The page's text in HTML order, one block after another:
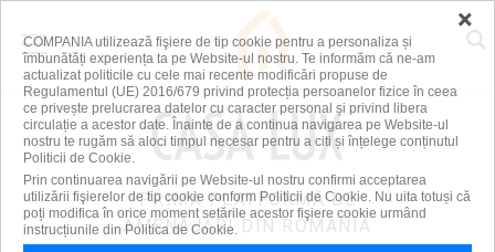
PRIMA PLATFORMĂ DE
AMENAJĂRI DIN ROMÂNIA
×
COMPANIA utilizează fişiere de tip cookie pentru a personaliza și
îmbunătăți experiența ta pe Website-ul nostru. Te informăm că ne-am
actualizat politicile cu cele mai recente modificări propuse de
Regulamentul (UE) 2016/679 privind protecția persoanelor fizice în ceea
ce privește prelucrarea datelor cu caracter personal și privind libera
circulație a acestor date. Înainte de a continua navigarea pe Website-ul
nostru te rugăm să aloci timpul necesar pentru a citi și înțelege conținutul
Politicii de Cookie.
Prin continuarea navigării pe Website-ul nostru confirmi acceptarea
utilizării fişierelor de tip cookie conform Politicii de Cookie. Nu uita totuși că
poți modifica în orice moment setările acestor fişiere cookie urmând
instrucțiunile din Politica de Cookie.